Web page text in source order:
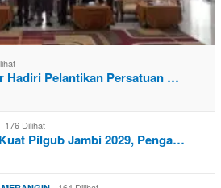
Hadiri Pelantikan Persatuan …
176 Dilihat
Pilgub Jambi 2029, Penga…